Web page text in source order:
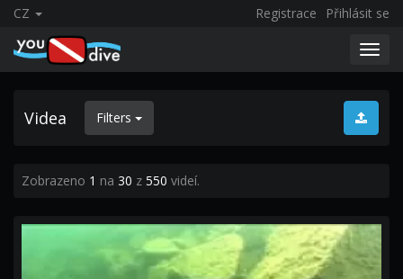
CZ Registrace Přihlásit se
Videa Filters
Zobrazeno 1 na 30 z 550 videí.